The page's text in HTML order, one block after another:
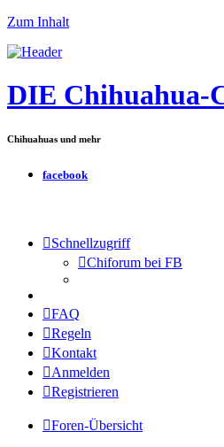
Zum Inhalt
DIE Chihuahua-
Chihuahuas und mehr
facebook
Schnellzugriff
Chiforum bei FB
FAQ
Regeln
Kontakt
Anmelden
Registrieren
Foren-Übersicht